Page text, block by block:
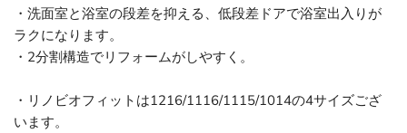
・洗面室と浴室の段差を抑える、低段差ドアで浴室出入りが
ラクになります。
・2分割構造でリフォームがしやすく。
・リノビオフィットは1216/1116/1115/1014の4サイズござ
います。